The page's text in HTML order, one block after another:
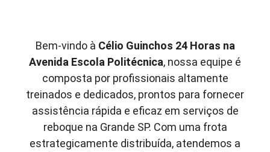
Bem-vindo à Célio Guinchos 24 Horas na
Avenida Escola Politécnica, nossa equipe é
composta por profissionais altamente
treinados e dedicados, prontos para fornecer
assistência rápida e eficaz em serviços de
reboque na Grande SP. Com uma frota
estrategicamente distribuída, atendemos a